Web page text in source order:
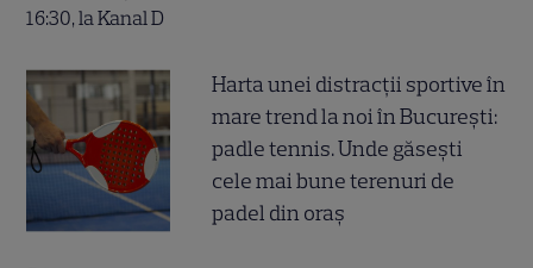
Harta unei distracții sportive în
mare trend la noi în București:
padle tennis. Unde găsești
cele mai bune terenuri de
padel din oraș